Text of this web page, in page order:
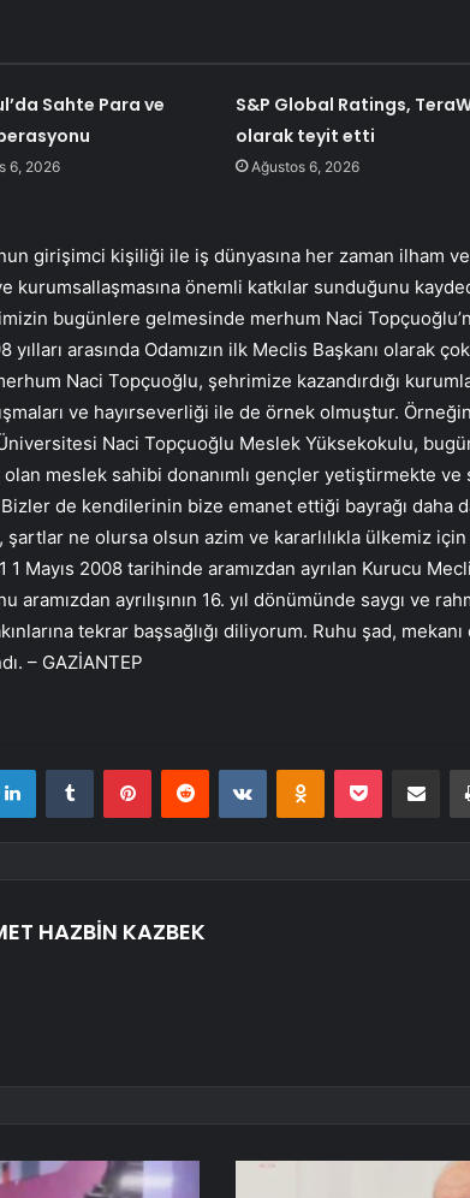
Sahte Para ve
6, 2026
S&P Global Ratings,
olarak teyit etti
Ağustos 6, 2026
girişimci kişiliği ile iş dünyasına her zaman ilham
kurumsallaşmasına önemli katkılar sunduğunu
bugünlere gelmesinde merhum Naci
arasında Odamızın ilk Meclis Başkanı olarak
Naci Topçuoğlu, şehrimize kazandırdığı
ve hayırseverliği ile de örnek olmuştur.
Naci Topçuoğlu Meslek Yüksekokulu,
meslek sahibi donanımlı gençler yetiştirmekte ve
de kendilerinin bize emanet ettiği bayrağı daha
ne olursa olsun azim ve kararlılıkla ülkemiz için
Mayıs 2008 tarihinde aramızdan ayrılan Kurucu
aramızdan ayrılışının 16. yıl dönümünde saygı ve
tekrar başsağlığı diliyorum. Ruhu şad,
– GAZİANTEP
LinkedInTumblr PinterestReddit VKontakteOdnoklassniki
Pocket E-Posta
HAZBİN KAZBEK